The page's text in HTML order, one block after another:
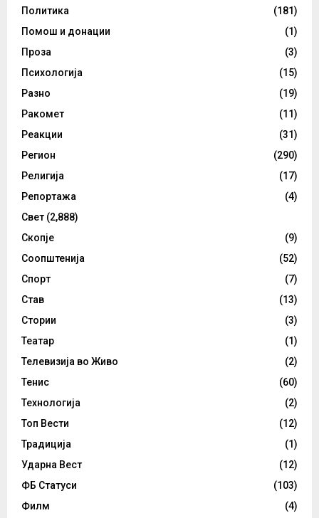
Политика
(181)
Помош и донации
(1)
Проза
(3)
Психологија
(15)
Разно
(19)
Ракомет
(11)
Реакции
(31)
Регион
(290)
Религија
(17)
Репортажа
(4)
Свет (2,888)
Скопје
(9)
Соопштенија
(52)
Спорт
(7)
Став
(13)
Стории
(3)
Театар
(1)
Телевизија во Живо
(2)
Тенис
(60)
Технологија
(2)
Топ Вести
(12)
Традиција
(1)
Ударна Вест
(12)
ФБ Статуси
(103)
Филм
(4)